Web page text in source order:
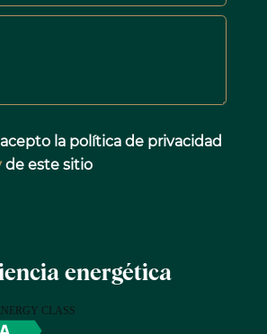
la política de privacidad
de este sitio
energética